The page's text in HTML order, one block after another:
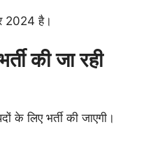
2024 है।
की जा रही
के लिए भर्ती की जाएगी।